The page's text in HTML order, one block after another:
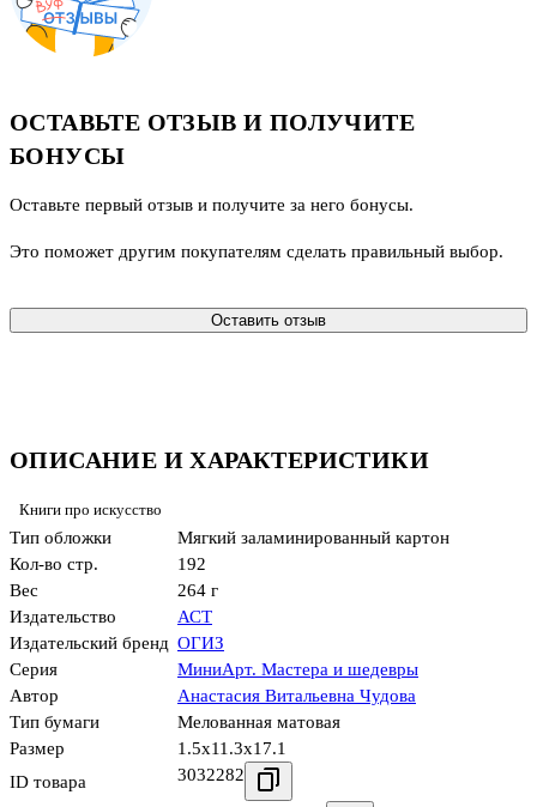
ОПИСАНИЕ И ХАРАКТЕРИСТИКИ
Книги про искусство
Тип обложки
Мягкий заламинированный картон
Кол-во стр.
192
Вес
264 г
Издательство
АСТ
Издательский бренд ОГИЗ
Серия
МиниАрт. Мастера и шедевры
Автор
Анастасия Витальевна Чудова
Тип бумаги
Мелованная матовая
Размер
1.5x11.3x17.1
ID товара
3032282
ОСТАВЬТЕ ОТЗЫВ И ПОЛУЧИТЕ
БОНУСЫ
Оставьте первый отзыв и получите за него бонусы.
Это поможет другим покупателям сделать правильный выбор.
Оставить отзыв